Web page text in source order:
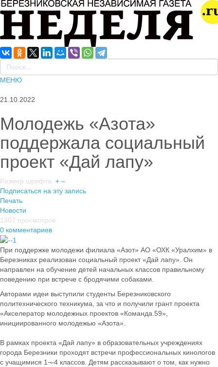
МЕНЮ
21.10.2022
Молодежь «Азота»
поддержала социальный
проект «Дай лапу»
Размер шрифта: + –
Подписаться на эту запись
Печать
Новости
1307 просмотров
0 комментариев
При поддержке молодежи филиала «Азот» АО «ОХК «Уралхим» в
Березниках реализован социальный проект «Дай лапу». Он
направлен на обучение детей начальных классов правильному
поведению при встрече с бродячими собаками.
Авторами идеи выступили студенты Березниковского
политехнического техникума, за что и получили грант проекта
«Акселератор молодежных проектов «Команда.59»,
инициированного молодежью «Азота».
В рамках проекта «Дай лапу» в образовательных учреждениях
города Березники проходят встречи профессиональных кинологов
с учащимися 1¬-4 классов. Детям рассказывают о том, как нужно